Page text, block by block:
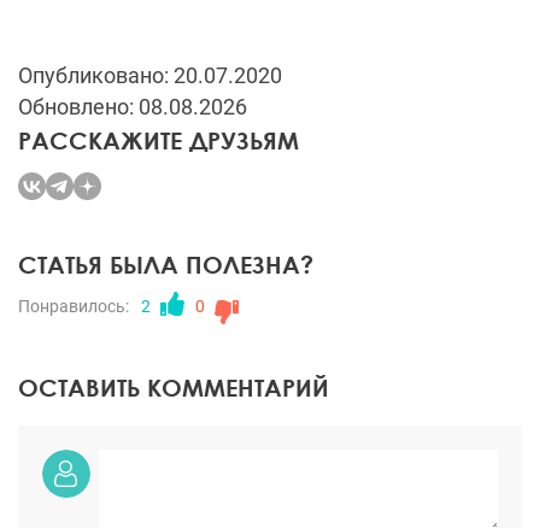
Опубликовано: 20.07.2020
Обновлено: 08.08.2026
РАССКАЖИТЕ ДРУЗЬЯМ
СТАТЬЯ БЫЛА ПОЛЕЗНА?
Понравилось: 2 0
ОСТАВИТЬ КОММЕНТАРИЙ